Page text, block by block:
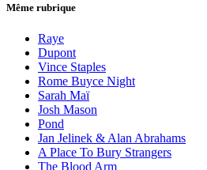
Même rubrique
Raye
Dupont
Vince Staples
Rome Buyce Night
Sarah Maï
Josh Mason
Pond
Jan Jelinek & Alan Abrahams
A Place To Bury Strangers
The Blood Arm